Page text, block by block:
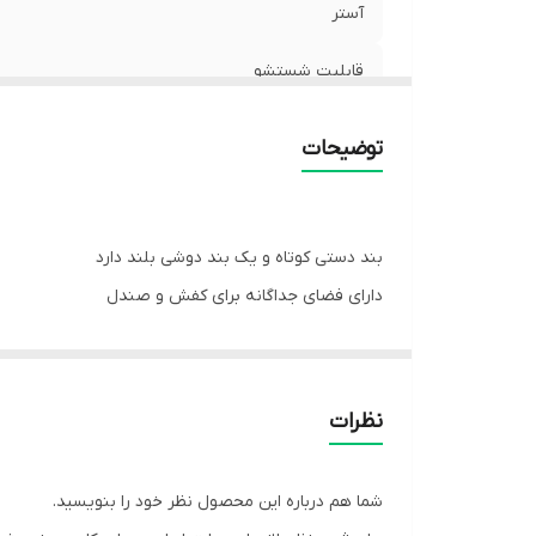
آستر
قابلیت شستشو
توضیحات
بند دستی کوتاه و یک بند دوشی بلند دارد
دارای فضای جداگانه برای کفش و صندل
توانید در آن جای دهید.
زیپ کناری برای کفش و صندل میباشد که جدای از
نظرات
شما هم درباره این محصول نظر خود را بنویسید.